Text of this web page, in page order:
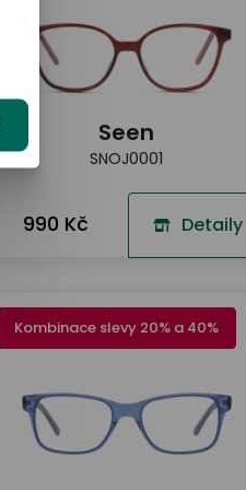
Seen
SNOJ0001
990 Kč Detaily
Kombinace slevy 20% a 40%